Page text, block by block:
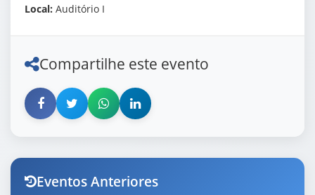
Local: Auditório I
Compartilhe este evento
Eventos Anteriores